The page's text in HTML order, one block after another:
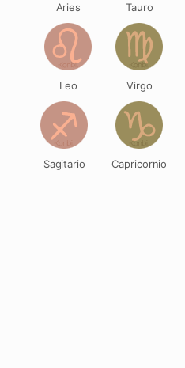
Aries Tauro
Leo Virgo
Sagitario Capricornio